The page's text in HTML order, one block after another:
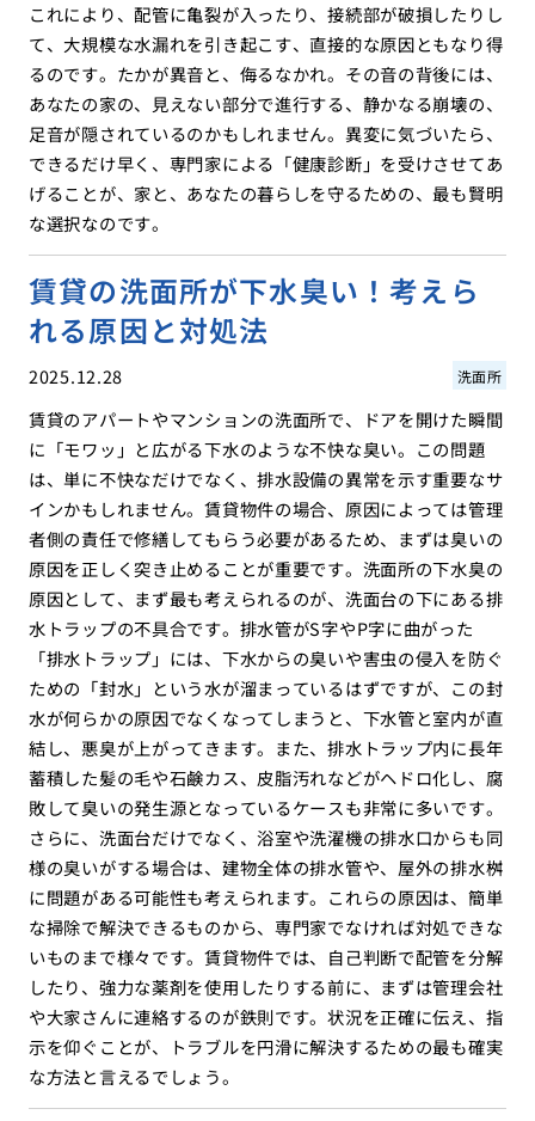
これにより、配管に亀裂が入ったり、接続部が破損したりし
て、大規模な水漏れを引き起こす、直接的な原因ともなり得
るのです。たかが異音と、侮るなかれ。その音の背後には、
あなたの家の、見えない部分で進行する、静かなる崩壊の、
足音が隠されているのかもしれません。異変に気づいたら、
できるだけ早く、専門家による「健康診断」を受けさせてあ
げることが、家と、あなたの暮らしを守るための、最も賢明
な選択なのです。
賃貸の洗面所が下水臭い！考えら
れる原因と対処法
2025.12.28 洗面所
賃貸のアパートやマンションの洗面所で、ドアを開けた瞬間
に「モワッ」と広がる下水のような不快な臭い。この問題
は、単に不快なだけでなく、排水設備の異常を示す重要なサ
インかもしれません。賃貸物件の場合、原因によっては管理
者側の責任で修繕してもらう必要があるため、まずは臭いの
原因を正しく突き止めることが重要です。洗面所の下水臭の
原因として、まず最も考えられるのが、洗面台の下にある排
水トラップの不具合です。排水管がS字やP字に曲がった
「排水トラップ」には、下水からの臭いや害虫の侵入を防ぐ
ための「封水」という水が溜まっているはずですが、この封
水が何らかの原因でなくなってしまうと、下水管と室内が直
結し、悪臭が上がってきます。また、排水トラップ内に長年
蓄積した髪の毛や石鹸カス、皮脂汚れなどがヘドロ化し、腐
敗して臭いの発生源となっているケースも非常に多いです。
さらに、洗面台だけでなく、浴室や洗濯機の排水口からも同
様の臭いがする場合は、建物全体の排水管や、屋外の排水桝
に問題がある可能性も考えられます。これらの原因は、簡単
な掃除で解決できるものから、専門家でなければ対処できな
いものまで様々です。賃貸物件では、自己判断で配管を分解
したり、強力な薬剤を使用したりする前に、まずは管理会社
や大家さんに連絡するのが鉄則です。状況を正確に伝え、指
示を仰ぐことが、トラブルを円滑に解決するための最も確実
な方法と言えるでしょう。